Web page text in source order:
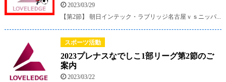
2023/03/29
【第2節】 朝日インテック・ラブリッジ名古屋ｖｓニッパ...
スポーツ活動
2023プレナスなでしこ1部リーグ第2節のご
案内
2023/03/22